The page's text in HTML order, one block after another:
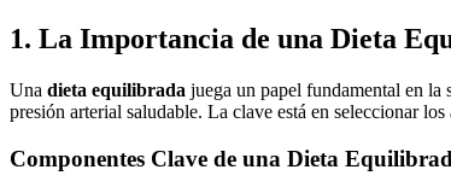
1. La Importancia de una Dieta
Una dieta equilibrada juega un papel fundamental en la
presión arterial saludable. La clave está en seleccionar
Componentes Clave de una Dieta